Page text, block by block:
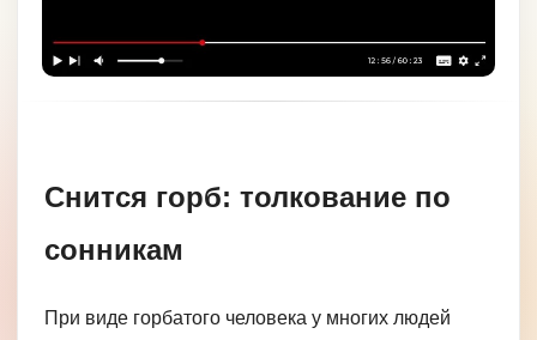
Снится горб: толкование по
сонникам
При виде горбатого человека у многих людей